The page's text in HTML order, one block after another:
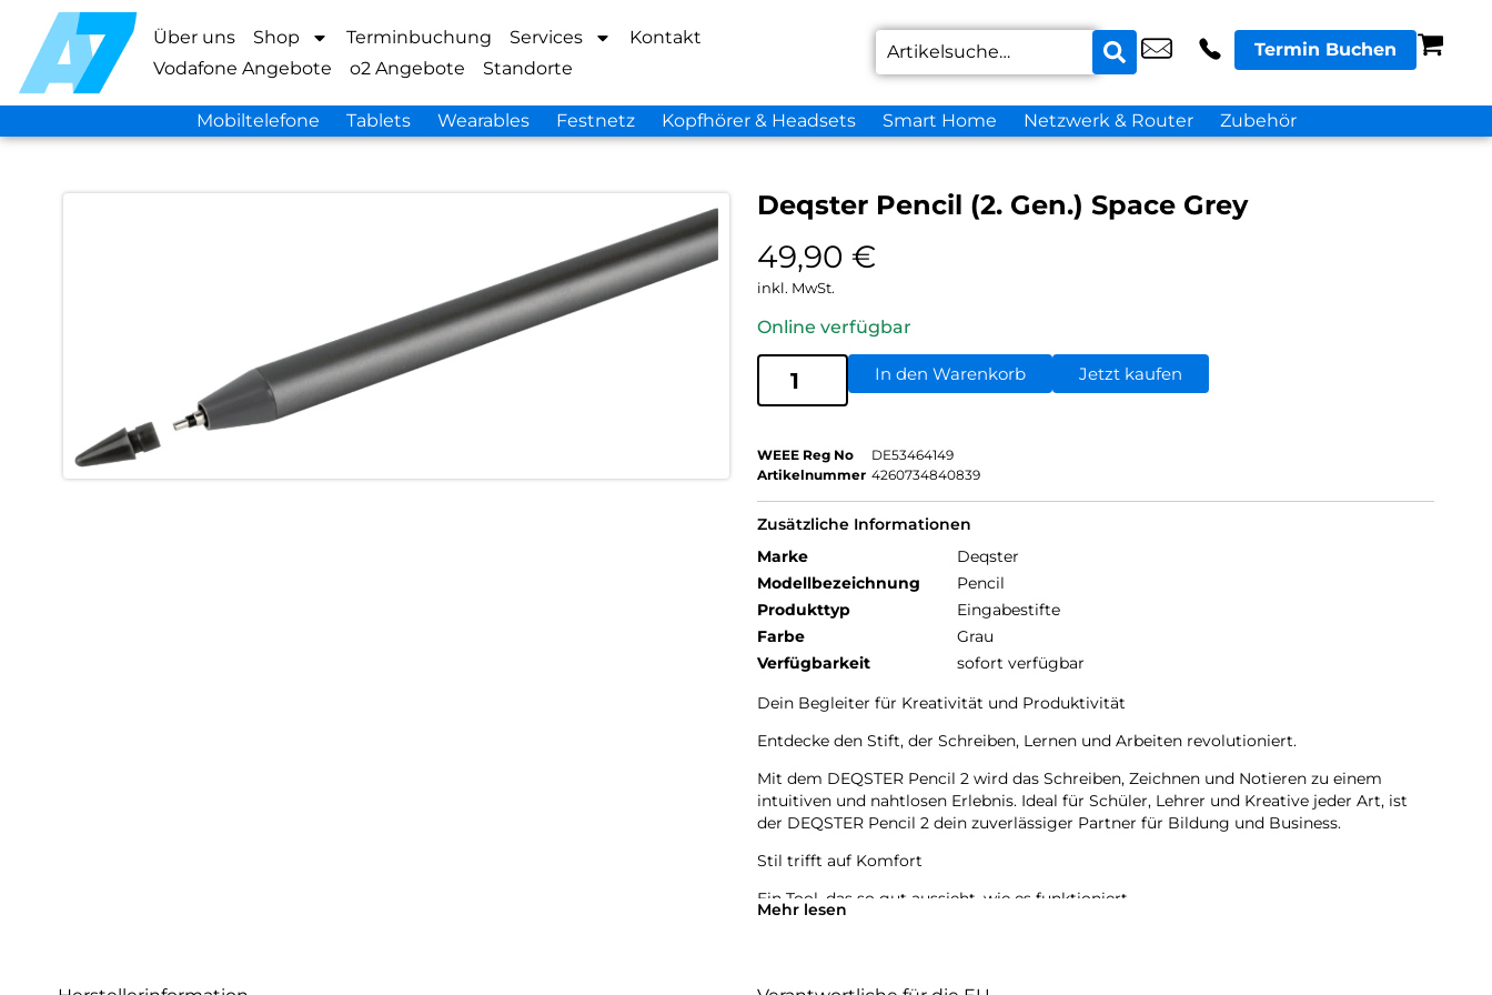
Über uns Shop Terminbuchung Services
Kontakt
Vodafone Angebote
o2 Angebote Standorte
Termin Buchen
Mobiltelefone Tablets Wearables Festnetz Kopfhörer & Headsets Smart Home Netzwerk & Router Zubehör
Deqster Pencil (2. Gen.) Space Grey
49,90 €
inkl. MwSt.
Online verfügbar
In den Warenkorb Jetzt kaufen
WEEE Reg No
DE53464149
Artikelnummer 4260734840839
Zusätzliche Informationen
Marke
Deqster
Modellbezeichnung
Pencil
Produkttyp
Eingabestifte
Farbe
Grau
Verfügbarkeit
sofort verfügbar
Dein Begleiter für Kreativität und Produktivität
Entdecke den Stift, der Schreiben, Lernen und Arbeiten revolutioniert.
Mit dem DEQSTER Pencil 2 wird das Schreiben, Zeichnen und Notieren zu einem
intuitiven und nahtlosen Erlebnis. Ideal für Schüler, Lehrer und Kreative jeder Art, ist
der DEQSTER Pencil 2 dein zuverlässiger Partner für Bildung und Business.
Stil trifft auf Komfort
Ein Tool, das so gut aussieht, wie es funktioniert.
Mehr lesen